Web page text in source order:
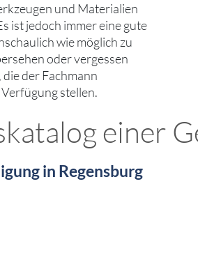
und Materialien
ist jedoch immer eine gute
wie möglich zu
oder vergessen
der Fachmann
stellen.
einer
in Regensburg